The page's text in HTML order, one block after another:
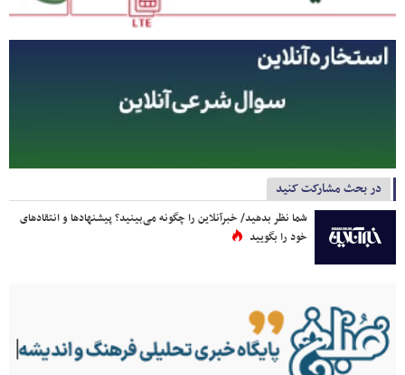
در بحث مشارکت کنید
شما نظر بدهید/ خبرآنلاین را چگونه می‌بینید؟ پیشنهادها و انتقادهای
خود را بگویید